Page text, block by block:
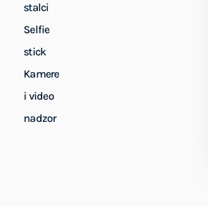
stalci
Selfie
stick
Kamere
i video
nadzor